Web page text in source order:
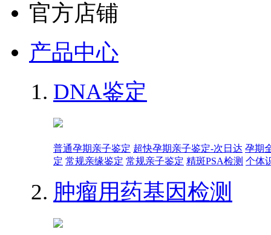
官方店铺
产品中心
DNA鉴定
普通孕期亲子鉴定 超快孕期亲子鉴定-次日达 孕期
定 常规亲缘鉴定 常规亲子鉴定 精斑PSA检测 个体
肿瘤用药基因检测